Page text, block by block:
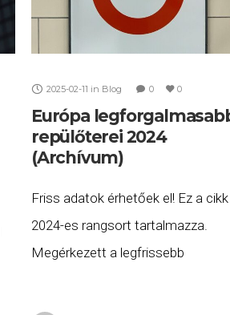
2025-02-11 in Blog 0 0
Európa
repülőterei 2024
(Archívum)
Friss adatok érhetőek el! Ez a
2024-es rangsort tartalmazza.
Megérkezett a legfrissebb